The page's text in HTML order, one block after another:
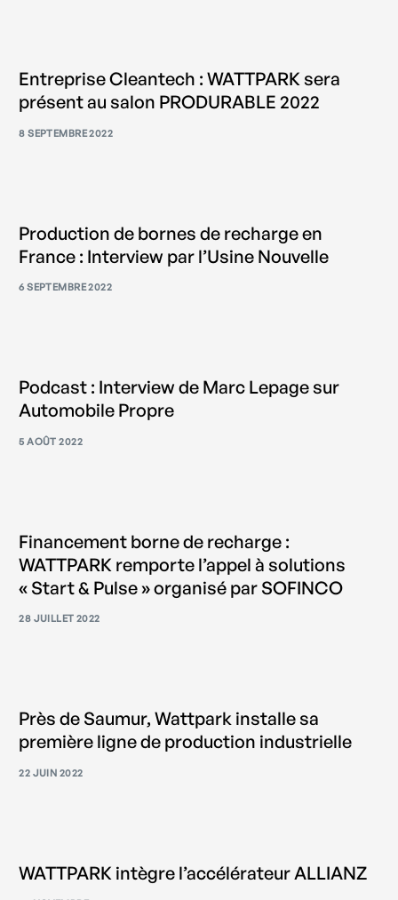
Entreprise Cleantech : WATTPARK sera
présent au salon PRODURABLE 2022
8 SEPTEMBRE 2022
Production de bornes de recharge en
France : Interview par l’Usine Nouvelle
6 SEPTEMBRE 2022
Podcast : Interview de Marc Lepage sur
Automobile Propre
5 AOÛT 2022
Financement borne de recharge :
WATTPARK remporte l’appel à solutions
« Start & Pulse » organisé par SOFINCO
28 JUILLET 2022
Près de Saumur, Wattpark installe sa
première ligne de production industrielle
22 JUIN 2022
WATTPARK intègre l’accélérateur ALLIANZ